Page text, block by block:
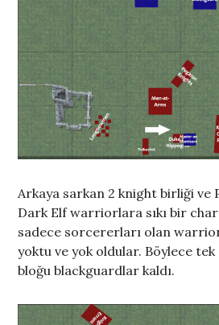
Arkaya sarkan 2 knight birliği ve
Dark Elf warriorlara sıkı bir
sadece sorcererları olan
yoktu ve yok oldular. Böylece
bloğu blackguardlar kaldı.